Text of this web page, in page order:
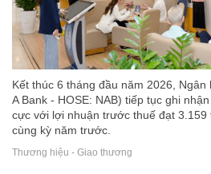
Kết thúc 6 tháng đầu năm 2026, Ngân
A Bank - HOSE: NAB) tiếp tục ghi
cực với lợi nhuận trước thuế đạt 3.159
cùng kỳ năm trước.
Thương hiệu - Giao thương